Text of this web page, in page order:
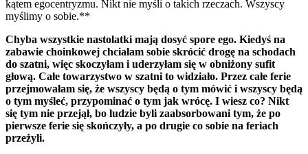
kątem egocentryzmu. Nikt nie myśli o takich rzeczach. Wszyscy
myślimy o sobie.**
Chyba wszystkie nastolatki mają dosyć spore ego. Kiedyś na
zabawie choinkowej chciałam sobie skrócić drogę na schodach
do szatni, więc skoczyłam i uderzyłam się w obniżony sufit
głową. Całe towarzystwo w szatni to widziało. Przez całe ferie
przejmowałam się, że wszyscy będą o tym mówić i wszyscy będą
o tym myśleć, przypominać o tym jak wrócę. I wiesz co? Nikt
się tym nie przejął, bo ludzie byli zaabsorbowani tym, że po
pierwsze ferie się skończyły, a po drugie co sobie na feriach
przeżyli.